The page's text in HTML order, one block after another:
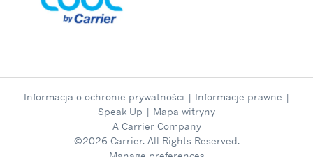
Informacja o ochronie prywatności | Informacje prawne |
Speak Up | Mapa witryny
A Carrier Company
©2026 Carrier. All Rights Reserved.